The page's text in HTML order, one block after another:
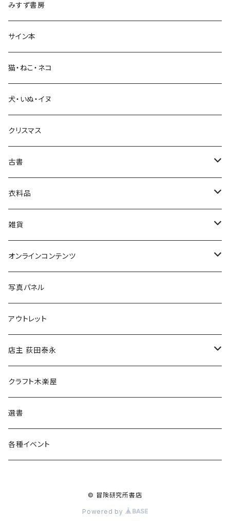
生活・暮らし
芸術・絵画・写真
絵本・児童書
娯楽・エンターテインメント
みすず書房
サイン本
猫・ねこ・ネコ
犬・いぬ・イヌ
クリスマス
古書
古書セット
美術
衣料品
POLEWARDS
Tシャツ
雑貨
バッグ
ブックカバー
マグカップ
傘
食料品
その他
オンラインコンテンツ
冒険クロストーク
写真パネル
アウトレット
店主 荻田泰永
書籍
ウェア
クラフト木楽屋
選書
各種イベント
© 冒険研究所書店
Powered by